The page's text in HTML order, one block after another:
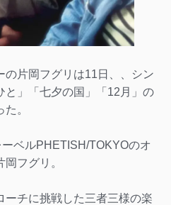
の片岡フグリは11日、、シン
と」「七夕の国」「12月」の
。
ベルPHETISH/TOKYOのオ
フグリ。
ーチに挑戦した三者三様の楽